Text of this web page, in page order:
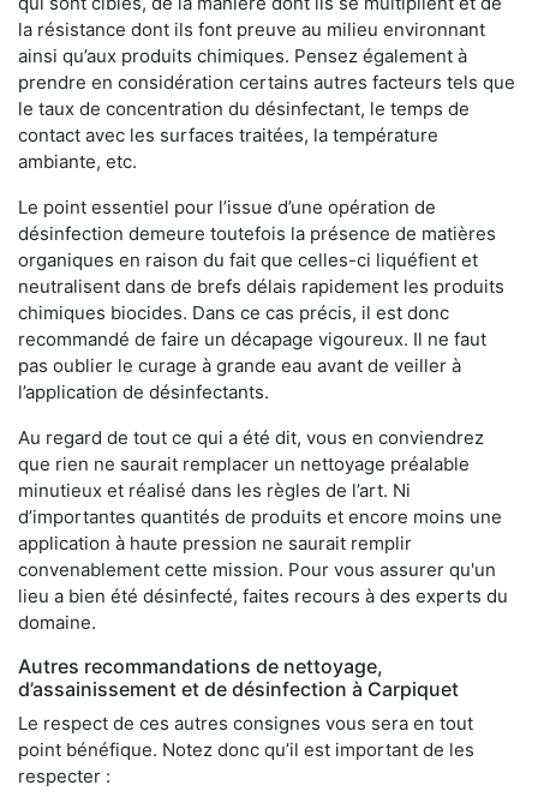
la résistance dont ils font preuve au milieu environnant
ainsi qu’aux produits chimiques. Pensez également à
prendre en considération certains autres facteurs tels que
le taux de concentration du désinfectant, le temps de
contact avec les surfaces traitées, la température
ambiante, etc.
Le point essentiel pour l’issue d’une opération de
désinfection demeure toutefois la présence de matières
organiques en raison du fait que celles-ci liquéfient et
neutralisent dans de brefs délais rapidement les produits
chimiques biocides. Dans ce cas précis, il est donc
recommandé de faire un décapage vigoureux. Il ne faut
pas oublier le curage à grande eau avant de veiller à
l’application de désinfectants.
Au regard de tout ce qui a été dit, vous en conviendrez
que rien ne saurait remplacer un nettoyage préalable
minutieux et réalisé dans les règles de l’art. Ni
d’importantes quantités de produits et encore moins une
application à haute pression ne saurait remplir
convenablement cette mission. Pour vous assurer qu'un
lieu a bien été désinfecté, faites recours à des experts du
domaine.
Autres recommandations de nettoyage,
d’assainissement et de désinfection à Carpiquet
Le respect de ces autres consignes vous sera en tout
point bénéfique. Notez donc qu’il est important de les
respecter :